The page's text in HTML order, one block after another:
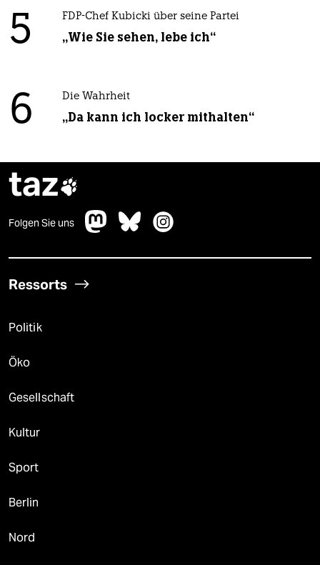
5 FDP-Chef Kubicki über seine Partei
„Wie Sie sehen, lebe ich“
6 Die Wahrheit
„Da kann ich locker mithalten“
taz
Folgen Sie uns
Ressorts
Politik
Öko
Gesellschaft
Kultur
Sport
Berlin
Nord